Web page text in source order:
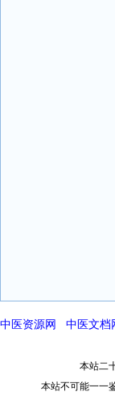
中医资源网 中医文档
本站二
本站不可能一一